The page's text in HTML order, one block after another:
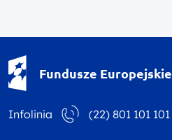
Fundusze Europejskie
Infolinia (22) 801 101 101